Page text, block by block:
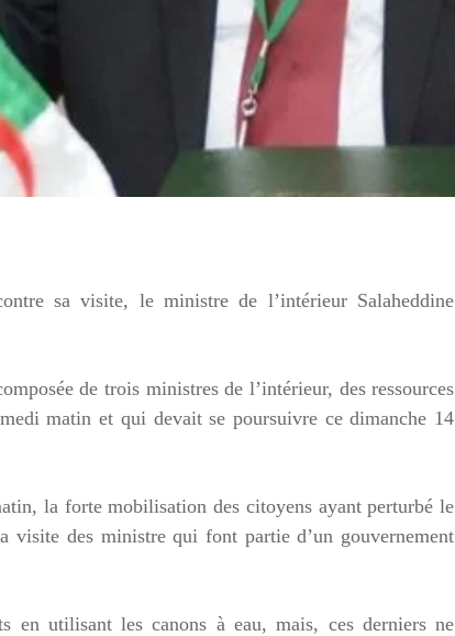
sa visite, le ministre de l’intérieur Salaheddine
de trois ministres de l’intérieur, des ressources
matin et qui devait se poursuivre ce dimanche 14
la forte mobilisation des citoyens ayant perturbé le
visite des ministre qui font partie d’un gouvernement
en utilisant les canons à eau, mais, ces derniers ne